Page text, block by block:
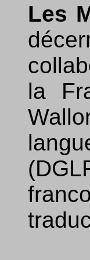
Les
la